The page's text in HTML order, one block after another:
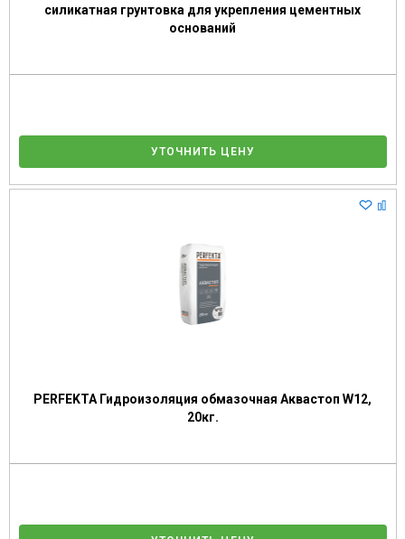
силикатная грунтовка для укрепления цементных
оснований
УТОЧНИТЬ ЦЕНУ
PERFEKTA Гидроизоляция обмазочная Аквастоп W12,
20кг.